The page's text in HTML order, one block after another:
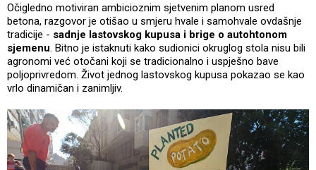
Očigledno motiviran ambicioznim sjetvenim planom usred
betona, razgovor je otišao u smjeru hvale i samohvale ovdašnje
tradicije - sadnje lastovskog kupusa i brige o autohtonom
sjemenu. Bitno je istaknuti kako sudionici okruglog stola nisu bili
agronomi već otočani koji se tradicionalno i uspješno bave
poljoprivredom. Život jednog lastovskog kupusa pokazao se kao
vrlo dinamičan i zanimljiv.